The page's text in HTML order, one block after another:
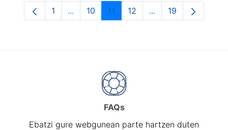
Orrialdea
1 ...Intermediate Pages Use TAB to navigate.
Orrialdea
10 Orrialdea
11 Orrialdea
12 ...Intermediate
Orrialdea
19
FAQs
Ebatzi gure webgunean parte hartzen duten